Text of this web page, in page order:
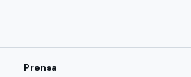
Prensa